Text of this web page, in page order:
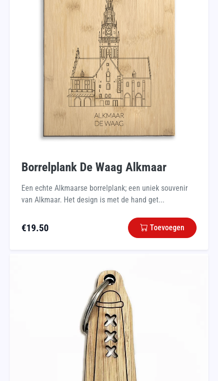
Borrelplank De Waag Alkmaar
Een echte Alkmaarse borrelplank; een uniek souvenir
van Alkmaar. Het design is met de hand get...
€19.50 Toevoegen